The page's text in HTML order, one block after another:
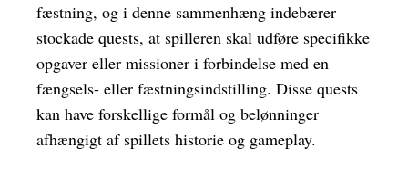
fæstning, og i denne sammenhæng indebærer
stockade quests, at spilleren skal udføre specifikke
opgaver eller missioner i forbindelse med en
fængsels- eller fæstningsindstilling. Disse quests
kan have forskellige formål og belønninger
afhængigt af spillets historie og gameplay.